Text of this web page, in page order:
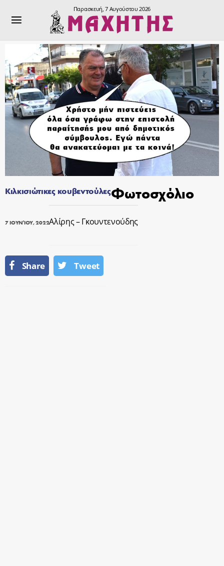
Παρασκευή, 7 Αυγούστου 2026
Κιλκισιώτικες κουβεντούλεςΦωτοσχόλιο
7 ΙΟΥΝΊΟΥ, 2022Αλίρης – Γκουντενούδης
Share Tweet